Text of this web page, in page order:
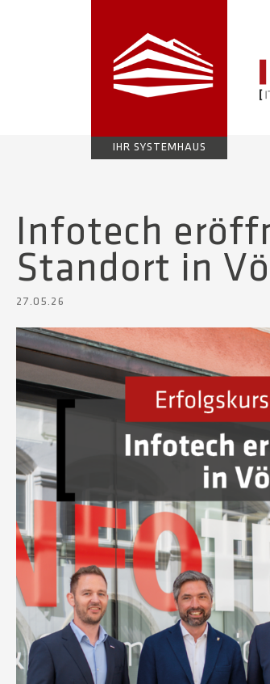
IHR SYSTEMHAUS
Infotech
Standort in
27.05.26